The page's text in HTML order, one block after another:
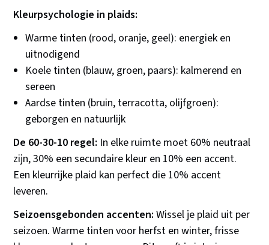
Kleurpsychologie in plaids:
Warme tinten (rood, oranje, geel): energiek en
uitnodigend
Koele tinten (blauw, groen, paars): kalmerend en
sereen
Aardse tinten (bruin, terracotta, olijfgroen):
geborgen en natuurlijk
De 60-30-10 regel: In elke ruimte moet 60% neutraal
zijn, 30% een secundaire kleur en 10% een accent.
Een kleurrijke plaid kan perfect die 10% accent
leveren.
Seizoensgebonden accenten: Wissel je plaid uit per
seizoen. Warme tinten voor herfst en winter, frisse